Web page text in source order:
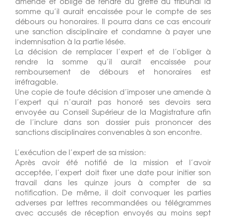
somme qu’il aurait encaissée pour le compte de ses
débours ou honoraires. Il pourra dans ce cas encourir
une sanction disciplinaire et condamne à payer une
indemnisation à la partie lésée.
La décision de remplacer l’expert et de l’obliger à
rendre la somme qu’il aurait encaissée pour
remboursement de débours et honoraires est
irréfragable.
Une copie de toute décision d’imposer une amende à
l’expert qui n’aurait pas honoré ses devoirs sera
envoyée au Conseil Supérieur de la Magistrature afin
de l’inclure dans son dossier puis prononcer des
sanctions disciplinaires convenables à son encontre.
L’exécution de l’expert de sa mission:
Après avoir été notifié de la mission et l’avoir
acceptée, l’expert doit fixer une date pour initier son
travail dans les quinze jours à compter de sa
notification. De même, il doit convoquer les parties
adverses par lettres recommandées ou télégrammes
avec accusés de réception envoyés au moins sept